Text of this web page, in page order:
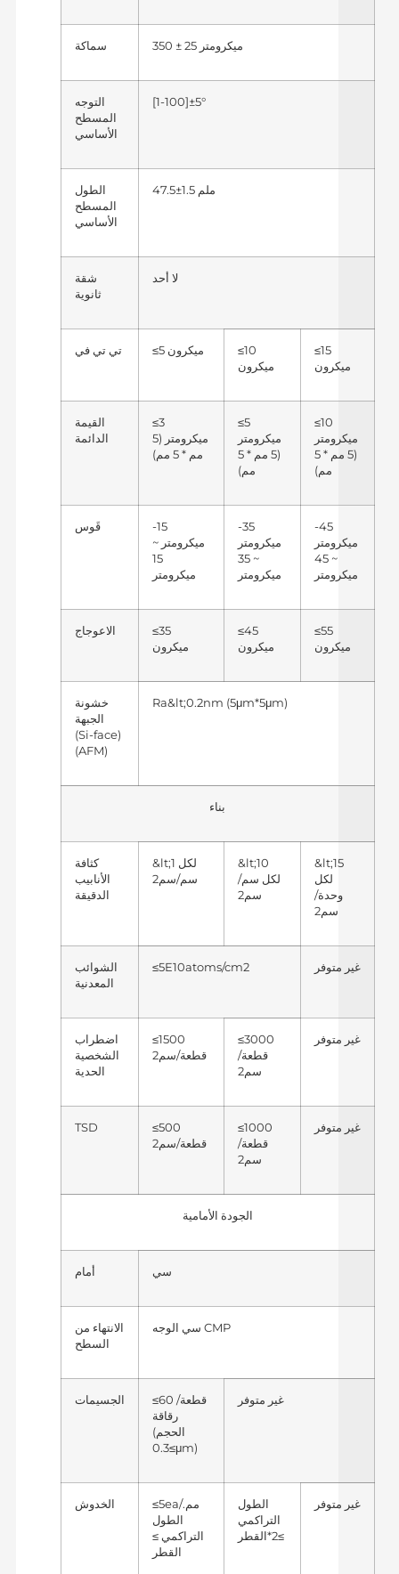
سماكة
التوجه
المسطح
الأساسي
[1-100]±5°
الطول
المسطح
الأساسي
شقة
ثانوية
لا أحد
تي تي في
≤10
ميكرون
≤15
ميكرون
القيمة
الدائمة
≤3
ميكرومتر (5
≤5
ميكرومتر
(5 مم * 5
≤10
ميكرومتر
(5 مم * 5
قَوس
-15
ميكرومتر ~
15
-35
ميكرومتر
~ 35
-45
ميكرومتر
~ 45
الاعوجاج
≤35
≤45
ميكرون
≤55
ميكرون
خشونة
الجبهة
(Si-face)
(AFM)
Ra&lt;0.2nm (5μm*5μm)
بناء
كثافة
الأنابيب
الدقيقة
&lt;1 لكل
&lt;10
لكل سم/
&lt;15
لكل
وحدة/
الشوائب
المعدنية
≤5E10atoms/cm2 غير متوفر
اضطراب
الشخصية
الحدية
≤1500
قطعة/سم2
≤3000
قطعة/
غير متوفر
TSD
≤500
قطعة/سم2
≤1000
قطعة/
غير متوفر
الجودة الأمامية
أمام سي
الانتهاء من
السطح
سي الوجه CMP
الجسيمات
≤60 قطعة/
رقاقة
(الحجم
≥0.3μm)
غير متوفر
الخدوش
≤5ea/مم.
الطول
التراكمي ≥
الطول
التراكمي
≥2*القطر
غير متوفر